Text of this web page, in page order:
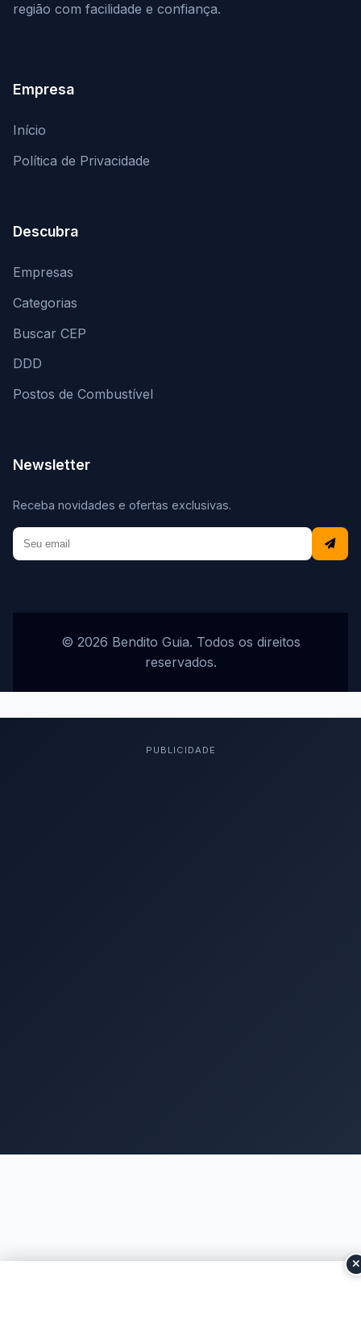
região com facilidade e confiança.
Empresa
Início
Política de Privacidade
Descubra
Empresas
Categorias
Buscar CEP
DDD
Postos de Combustível
Newsletter
Receba novidades e ofertas exclusivas.
© 2026 Bendito Guia. Todos os direitos
reservados.